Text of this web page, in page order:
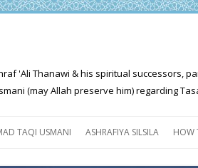
'Ali Thanawi & his spiritual successors,
(may Allah preserve him) regarding
TAQI USMANI ASHRAFIYA SILSILA HOW